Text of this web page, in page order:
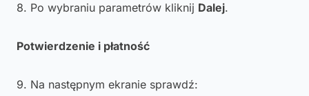
8. Po wybraniu parametrów kliknij Dalej.
Potwierdzenie i płatność
9. Na następnym ekranie sprawdź: